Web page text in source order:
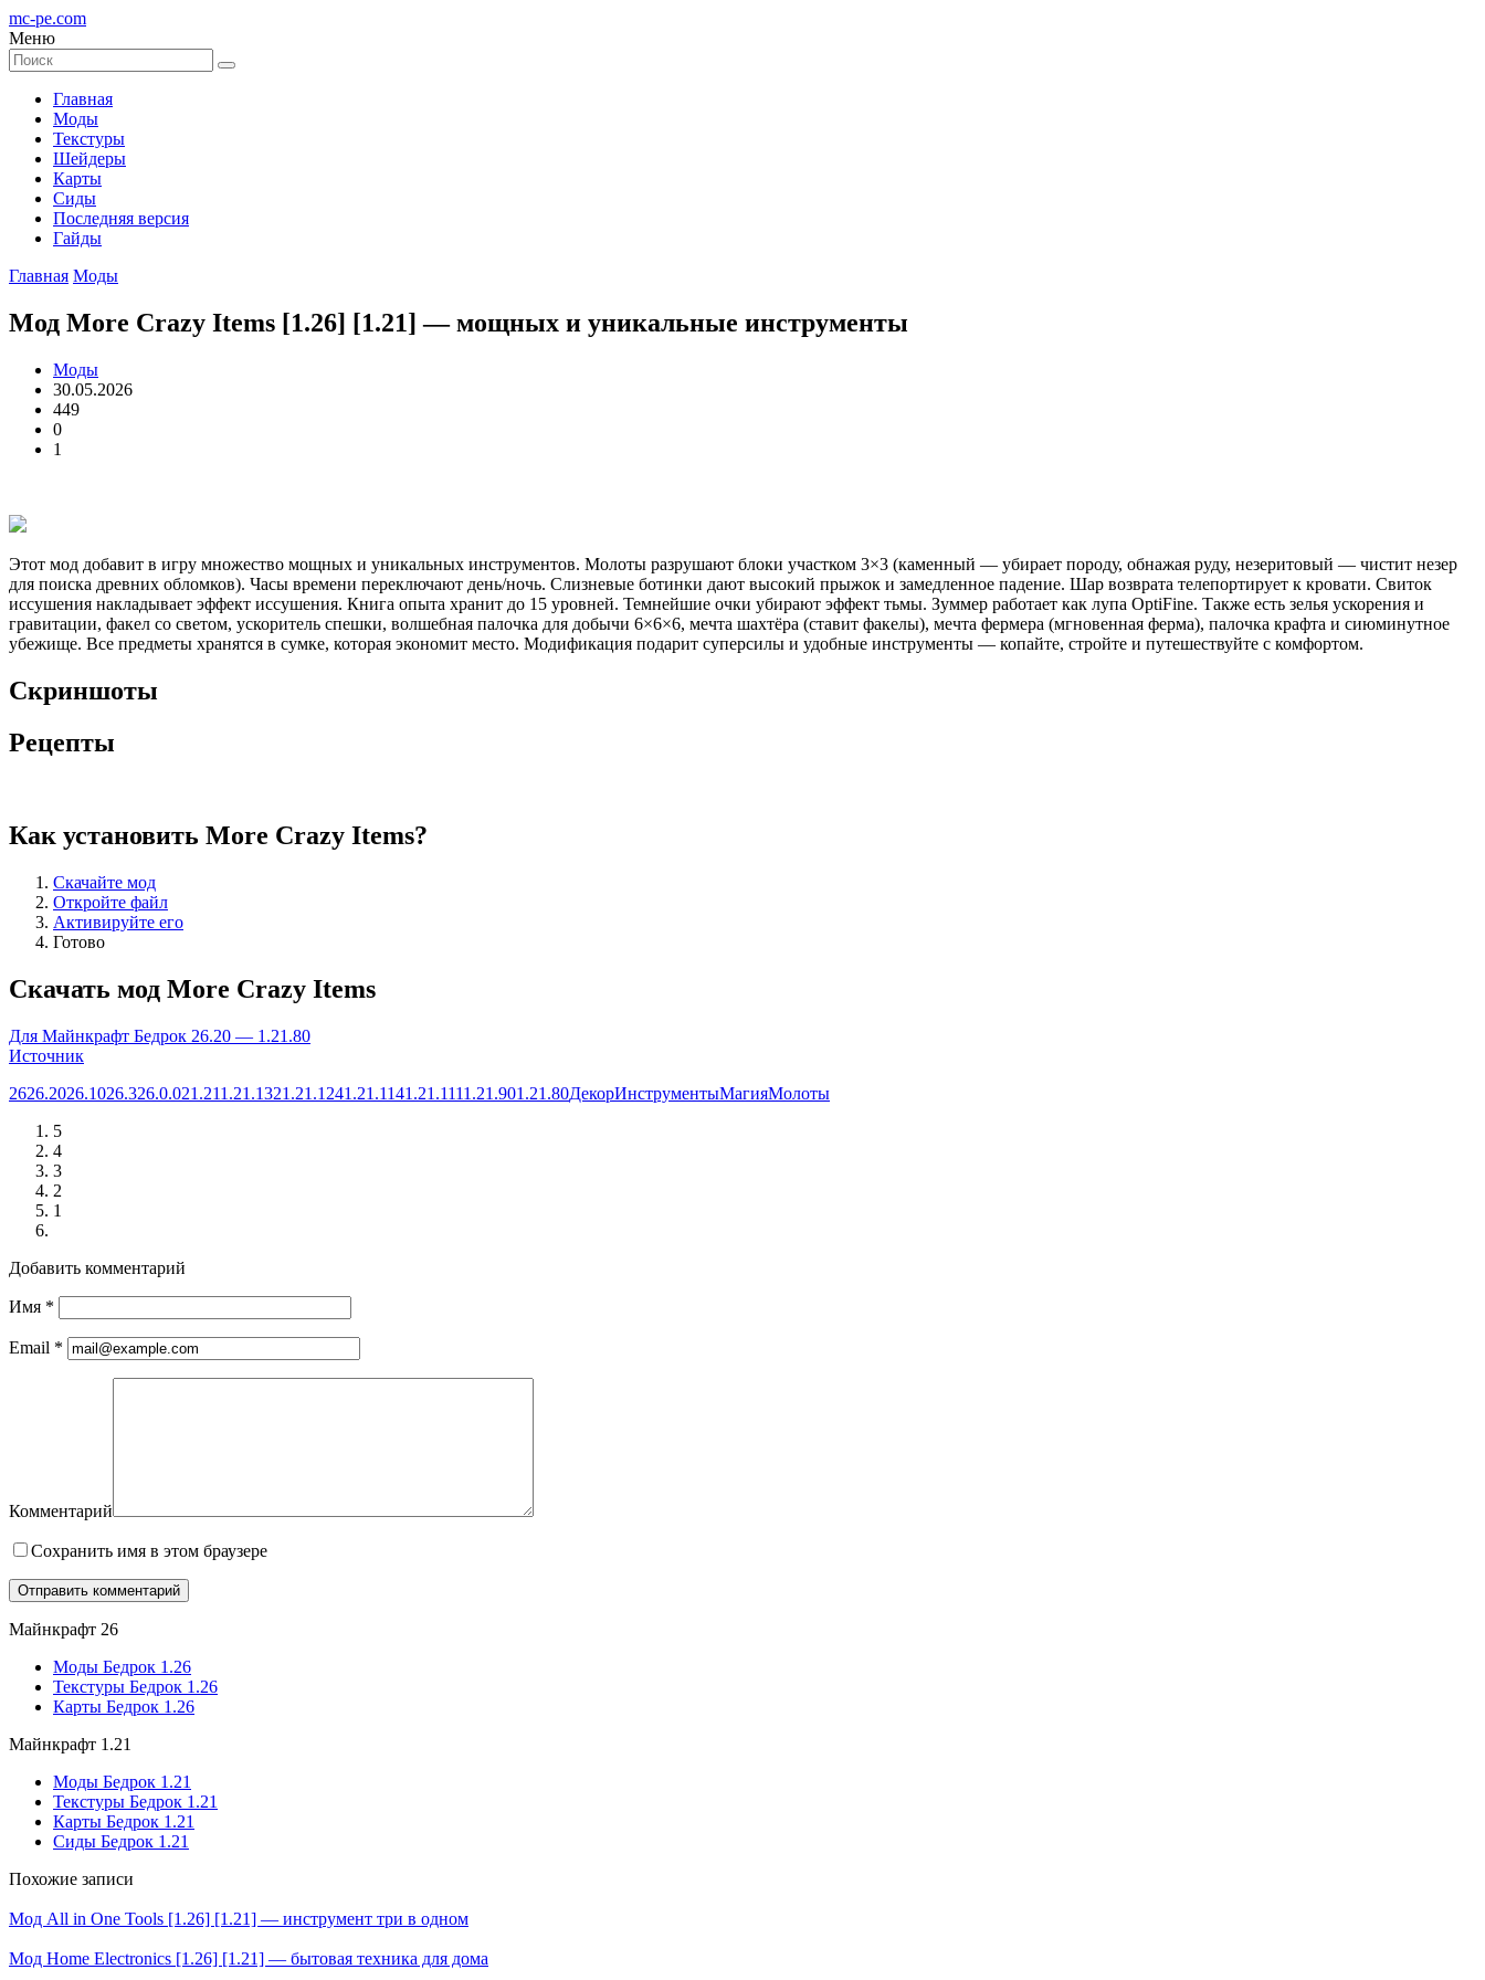
mc-pe.com
Меню
Главная
Моды
Текстуры
Шейдеры
Карты
Сиды
Последняя версия
Гайды
Главная Моды
Мод More Crazy Items [1.26] [1.21] — мощных и уникальные инструменты
Моды
30.05.2026
449
0
1
Этот мод добавит в игру множество мощных и уникальных инструментов. Молоты разрушают блоки участком 3×3 (каменный — убирает породу, обнажая руду, незеритовый — чистит незер
для поиска древних обломков). Часы времени переключают день/ночь. Слизневые ботинки дают высокий прыжок и замедленное падение. Шар возврата телепортирует к кровати. Свиток
иссушения накладывает эффект иссушения. Книга опыта хранит до 15 уровней. Темнейшие очки убирают эффект тьмы. Зуммер работает как лупа OptiFine. Также есть зелья ускорения и
гравитации, факел со светом, ускоритель спешки, волшебная палочка для добычи 6×6×6, мечта шахтёра (ставит факелы), мечта фермера (мгновенная ферма), палочка крафта и сиюминутное
убежище. Все предметы хранятся в сумке, которая экономит место. Модификация подарит суперсилы и удобные инструменты — копайте, стройте и путешествуйте с комфортом.
Скриншоты
Рецепты
Как установить More Crazy Items?
Скачайте мод
Откройте файл
Активируйте его
Готово
Скачать мод More Crazy Items
Для Майнкрафт Бедрок 26.20 — 1.21.80
Источник
2626.2026.1026.326.0.021.211.21.1321.21.1241.21.1141.21.1111.21.901.21.80ДекорИнструментыМагияМолоты
5
4
3
2
1
Добавить комментарий
Имя *
Email *
Комментарий
Сохранить имя в этом браузере
Майнкрафт 26
Моды Бедрок 1.26
Текстуры Бедрок 1.26
Карты Бедрок 1.26
Майнкрафт 1.21
Моды Бедрок 1.21
Текстуры Бедрок 1.21
Карты Бедрок 1.21
Сиды Бедрок 1.21
Похожие записи
Мод All in One Tools [1.26] [1.21] — инструмент три в одном
Мод Home Electronics [1.26] [1.21] — бытовая техника для дома